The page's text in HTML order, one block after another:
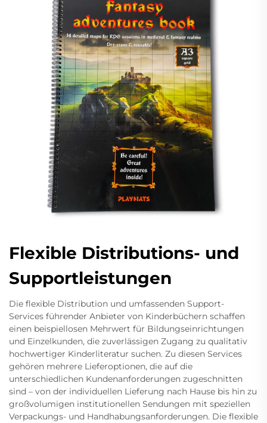
Flexible Distributions- und
Supportleistungen
Die flexible Distribution und umfassenden Support-
Services führender Anbieter von Kinderbüchern schaffen
einen beispiellosen Mehrwert für Bildungseinrichtungen
und Einzelkunden, die zuverlässigen Zugang zu qualitativ
hochwertiger Kinderliteratur suchen. Zu diesen Services
gehören mehrere Lieferoptionen, die auf die
unterschiedlichen Kundenanforderungen zugeschnitten
sind – von der individuellen Lieferung nach Hause bis hin zu
großvolumigen institutionellen Sendungen mit speziellen
Verpackungs- und Handhabungsanforderungen. Die flexible